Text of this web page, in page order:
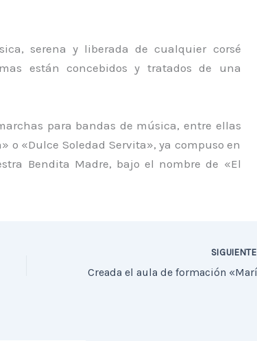
serena y liberada de cualquier corsé
están concebidos y tratados de una
para bandas de música, entre ellas
o «Dulce Soledad Servita», ya compuso en
Bendita Madre, bajo el nombre de «El
SIGUIENTE